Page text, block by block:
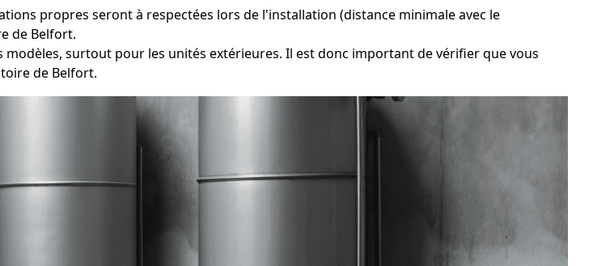
propres seront à respectées lors de l'installation (distance minimale avec le
de Belfort.
modèles, surtout pour les unités extérieures. Il est donc important de vérifier que vous
de Belfort.